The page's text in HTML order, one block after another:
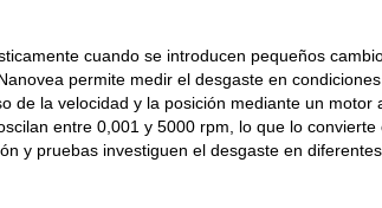
cuando se introducen pequeños
permite medir el desgaste en
de la velocidad y la posición mediante un motor
entre 0,001 y 5000 rpm, lo que lo convierte
y pruebas investiguen el desgaste en